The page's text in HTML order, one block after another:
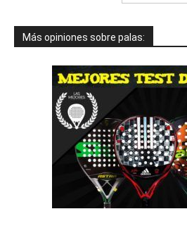
Más opiniones sobre palas: